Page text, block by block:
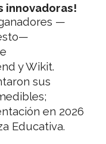
innovadoras!
—
y Wikit.
sus
en 2026
Educativa.